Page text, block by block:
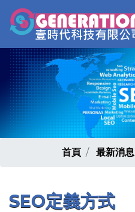
首頁 最新消息
SEO定義方式